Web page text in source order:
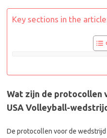
Key sections in the
Wat zijn de protocollen
USA Volleyball-
De protocollen voor de